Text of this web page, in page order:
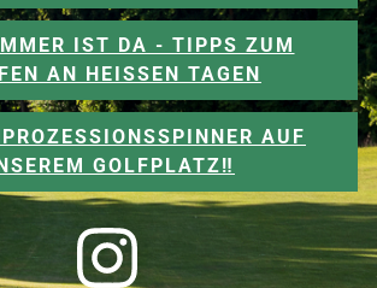
IST DA - TIPPS ZUM
AN HEISSEN TAGEN
AUF
GOLFPLATZ‼️